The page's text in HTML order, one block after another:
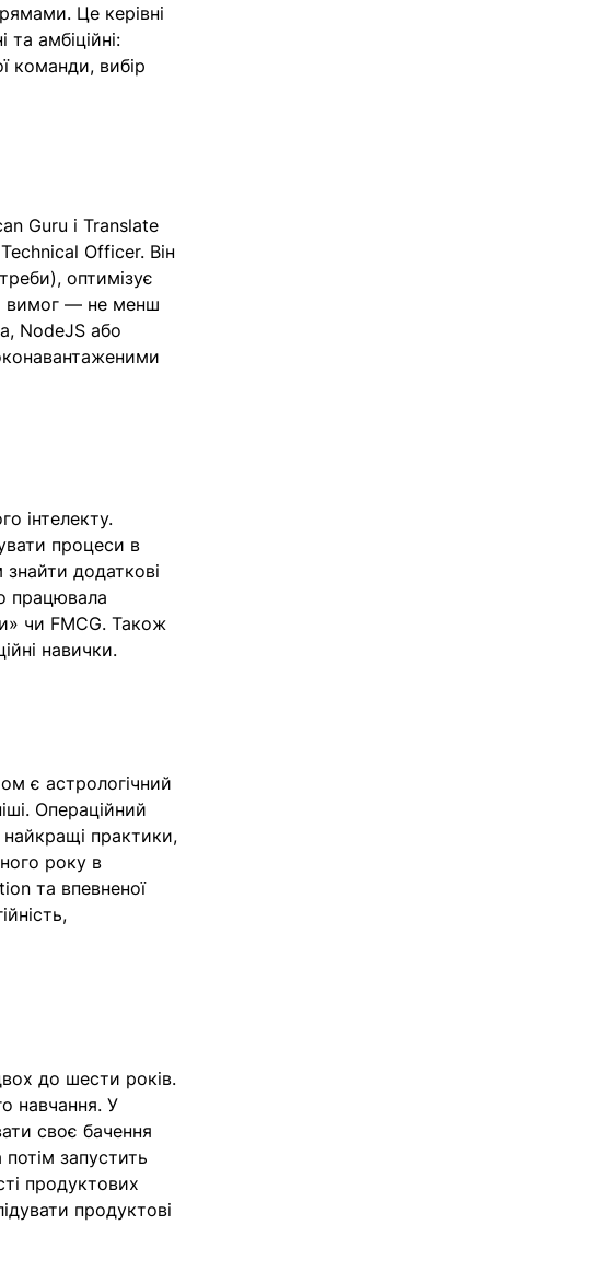
Це керівні
амбіційні:
команди, вибір
Guru i Translate
Officer. Він
оптимізує
вимог — не менш
NodeJS або
інтелекту.
процеси в
додаткові
працювала
чи FMCG. Також
навички.
є астрологічний
Операційний
практики,
року в
та впевненої
до шести років.
навчання. У
своє бачення
запустить
продуктових
продуктові